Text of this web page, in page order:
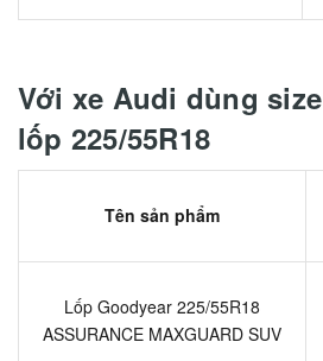
Với xe Audi dùng size
lốp 225/55R18
Tên sản phẩm
Lốp Goodyear 225/55R18
ASSURANCE MAXGUARD SUV